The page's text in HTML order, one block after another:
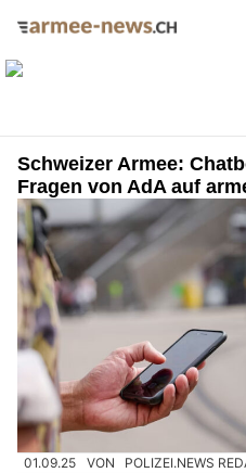
Schweizer Armee:
Fragen von AdA auf
01.09.25 VON POLIZEI.NEWS